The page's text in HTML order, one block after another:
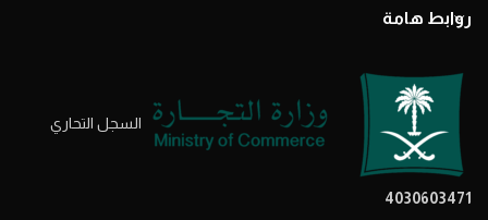
روابط هامة
السجل التحاري
4030603471